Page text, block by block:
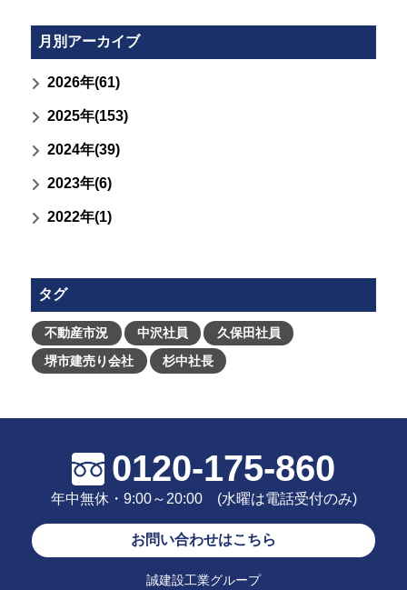
月別アーカイブ
2026年(61)
2025年(153)
2024年(39)
2023年(6)
2022年(1)
タグ
不動産市況 中沢社員
久保田社員
堺市建売り会社
杉中社長
誠建設工業グループ
0120-175-860
年中無休・9:00～20:00 (水曜は電話受付のみ)
お問い合わせはこちら